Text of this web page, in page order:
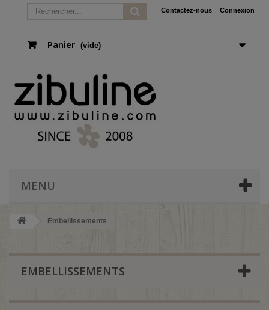
Connexion
Contactez-nous
Panier (vide)
MENU
Embellissements
EMBELLISSEMENTS